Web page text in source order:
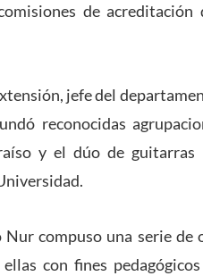
de acreditación
jefe del
reconocidas
y el dúo de guitarras
compuso una serie de
con fines